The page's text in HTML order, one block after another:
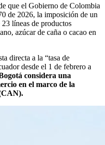
que el Gobierno de Colombia
de 2026, la imposición de un
líneas de productos
azúcar de caña o cacao en
directa a la “tasa de
desde el 1 de febrero a
considera una
en el marco de la